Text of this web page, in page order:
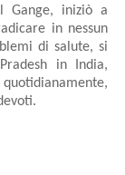
Gange, iniziò a
in nessun
di salute, si
in India,